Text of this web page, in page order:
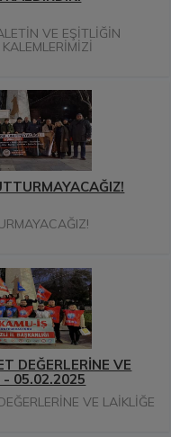
VE EŞİTLİĞİN
DEĞERLERİNE VE
- 05.02.2025
VE LAİKLİĞE